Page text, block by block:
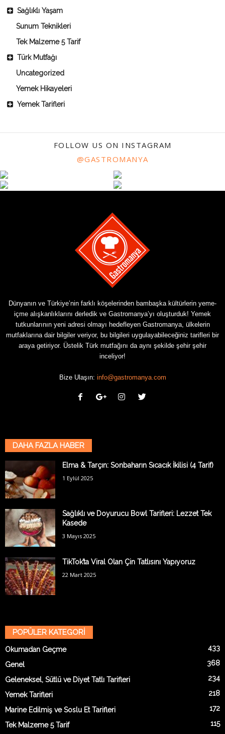
Sağlıklı Yaşam
Sunum Teknikleri
Tek Malzeme 5 Tarif
Türk Mutfağı
Uncategorized
Yemek Hikayeleri
Yemek Tarifleri
FOLLOW US ON INSTAGRAM
@GASTROMANYA
Dünyanın ve Türkiye’nin farklı köşelerinden bambaşka kültürlerin yeme-
içme alışkanlıklarını derledik ve Gastromanya’yı oluşturduk! Yemek
tutkunlarının yeni adresi olmayı hedefleyen Gastromanya, ülkelerin
mutfaklarına dair bilgiler veriyor, bu bilgileri uygulayabileceğiniz tarifleri bir
araya getiriyor. Üstelik Türk mutfağını da aynı şekilde şehir şehir
inceliyor!
Bize Ulaşın: info@gastromanya.com
DAHA FAZLA HABER
Elma & Tarçın: Sonbaharın Sıcacık İkilisi (4 Tarif)
1 Eylül 2025
Sağlıklı ve Doyurucu Bowl Tarifleri: Lezzet Tek
Kasede
3 Mayıs 2025
TikTok’ta Viral Olan Çin Tatlısını Yapıyoruz
22 Mart 2025
POPÜLER KATEGORİ
Okumadan Geçme 433
Genel 368
Geleneksel, Sütlü ve Diyet Tatlı Tarifleri 234
Yemek Tarifleri 218
Marine Edilmiş ve Soslu Et Tarifleri 172
Tek Malzeme 5 Tarif 115